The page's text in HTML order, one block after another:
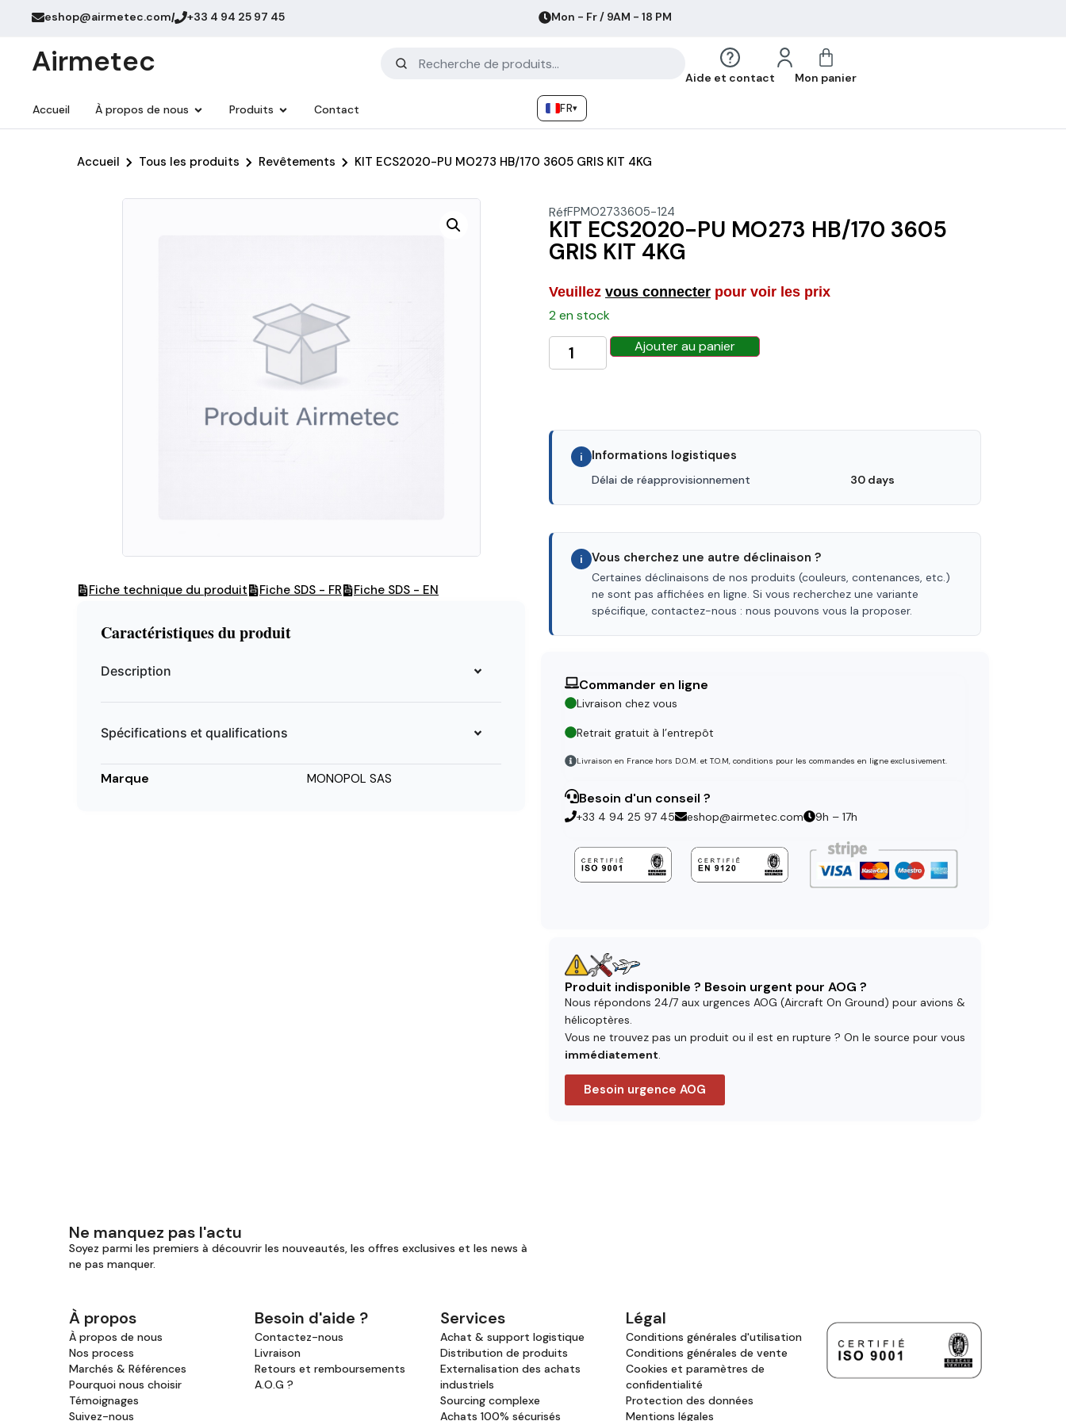
eshop@airmetec.com/ +33 4 94 25 97 45 Mon - Fr / 9AM - 18 PM
Airmetec Aide et contact Mon panier
Accueil À propos de nous Produits Contact FR▾
Accueil Tous les produits Revêtements KIT ECS2020-PU MO273 HB/170 3605 GRIS KIT 4KG
RéfFPMO2733605-124
KIT ECS2020-PU MO273 HB/170 3605
GRIS KIT 4KG
Veuillez vous connecter pour voir les prix
2 en stock
Ajouter au panier
i Informations logistiques
Délai de réapprovisionnement 30 days
i Vous cherchez une autre déclinaison ?
Certaines déclinaisons de nos produits (couleurs, contenances, etc.)
ne sont pas affichées en ligne. Si vous recherchez une variante
spécifique, contactez-nous : nous pouvons vous la proposer.
Commander en ligne
Livraison chez vous
Retrait gratuit à l’entrepôt
Livraison en France hors D.O.M. et T.O.M, conditions pour les commandes en ligne exclusivement.
Besoin d'un conseil ?
+33 4 94 25 97 45 eshop@airmetec.com 9h – 17h
Produit indisponible ? Besoin urgent pour AOG ?
Nous répondons 24/7 aux urgences AOG (Aircraft On Ground) pour avions &
hélicoptères.
Vous ne trouvez pas un produit ou il est en rupture ? On le source pour vous
immédiatement.
Besoin urgence AOG
Fiche technique du produit Fiche SDS - FR Fiche SDS - EN
Caractéristiques du produit
Description
Spécifications et qualifications
Marque MONOPOL SAS
Ne manquez pas l'actu
Soyez parmi les premiers à découvrir les nouveautés, les offres exclusives et les news à
ne pas manquer.
À propos
À propos de nous
Nos process
Marchés & Références
Pourquoi nous choisir
Témoignages
Suivez-nous
Besoin d'aide ?
Contactez-nous
Livraison
Retours et remboursements
A.O.G ?
Services
Achat & support logistique
Distribution de produits
Externalisation des achats
industriels
Sourcing complexe
Achats 100% sécurisés
Légal
Conditions générales d'utilisation
Conditions générales de vente
Cookies et paramètres de
confidentialité
Protection des données
Mentions légales